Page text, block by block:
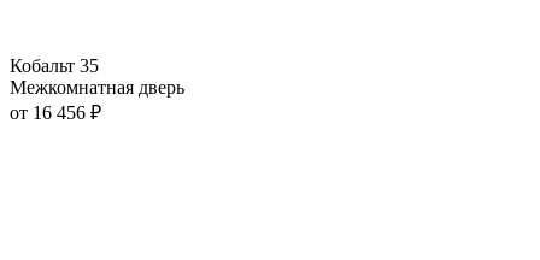
Кобальт 35
Межкомнатная дверь
от 16 456 ₽